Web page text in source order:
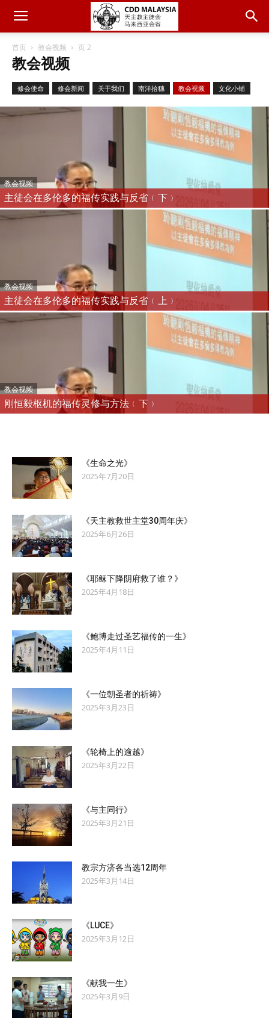
首页 教会视频 页 2
教会视频
修会使命 修会新闻 关于我们 南洋拾穗 教会视频 文化小铺
教会视频
主徒会在多伦多的福传实践与反省﹙下﹚
教会视频
主徒会在多伦多的福传实践与反省﹙上﹚
教会视频
刚恒毅枢机的福传灵修与方法﹙下﹚
《生命之光》
2025年7月20日
《天主教救世主堂30周年庆》
2025年6月26日
《耶稣下降阴府救了谁？》
2025年4月18日
《鲍博走过圣艺福传的一生》
2025年4月11日
《一位朝圣者的祈祷》
2025年3月23日
《轮椅上的逾越》
2025年3月22日
《与主同行》
2025年3月21日
教宗方济各当选12周年
2025年3月14日
《LUCE》
2025年3月12日
《献我一生》
2025年3月9日